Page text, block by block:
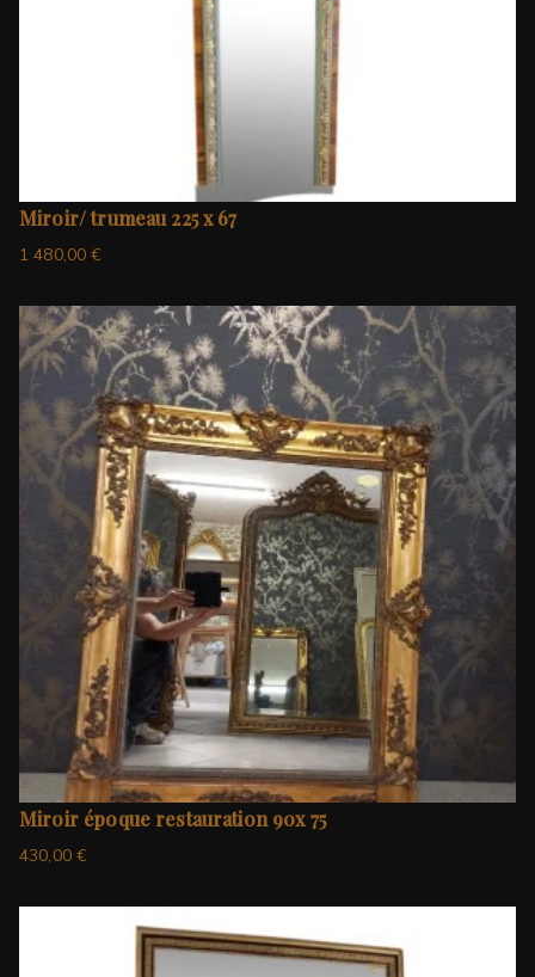
Miroir/ trumeau 225 x 67
1 480,00€
Miroir époque restauration 90x 75
430,00€